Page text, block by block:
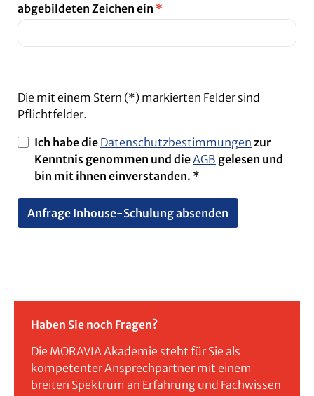
abgebildeten Zeichen ein *
Die mit einem Stern (*) markierten Felder sind
Pflichtfelder.
Ich habe die Datenschutzbestimmungen zur
Kenntnis genommen und dieAGB gelesen und
bin mit ihnen einverstanden. *
Anfrage Inhouse-Schulung absenden
Haben Sie noch Fragen?
Die MORAVIA Akademie steht für Sie als
kompetenter Ansprechpartner mit einem
breiten Spektrum an Erfahrung und Fachwissen